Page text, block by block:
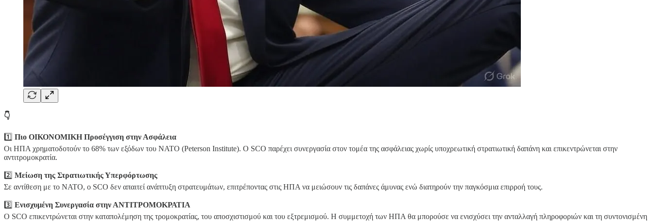
👇
1️⃣ Πιο ΟΙΚΟΝΟΜΙΚΗ Προσέγγιση στην Ασφάλεια
Οι ΗΠΑ χρηματοδοτούν το 68% των εξόδων του ΝΑΤΟ (Peterson Institute). Ο SCO παρέχει συνεργασία στον τομέα της ασφάλειας χωρίς υποχρεωτική στρατιωτική δαπάνη και επικεντρώνεται στην
αντιτρομοκρατία.
2️⃣ Μείωση της Στρατιωτικής Υπερφόρτωσης
Σε αντίθεση με το ΝΑΤΟ, ο SCO δεν απαιτεί ανάπτυξη στρατευμάτων, επιτρέποντας στις ΗΠΑ να μειώσουν τις δαπάνες άμυνας ενώ διατηρούν την παγκόσμια επιρροή τους.
3️⃣ Ενισχυμένη Συνεργασία στην ΑΝΤΙΤΡΟΜΟΚΡΑΤΙΑ
Ο SCO επικεντρώνεται στην καταπολέμηση της τρομοκρατίας, του αποσχιστισμού και του εξτρεμισμού. Η συμμετοχή των ΗΠΑ θα μπορούσε να ενισχύσει την ανταλλαγή πληροφοριών και τη συντονισμένη